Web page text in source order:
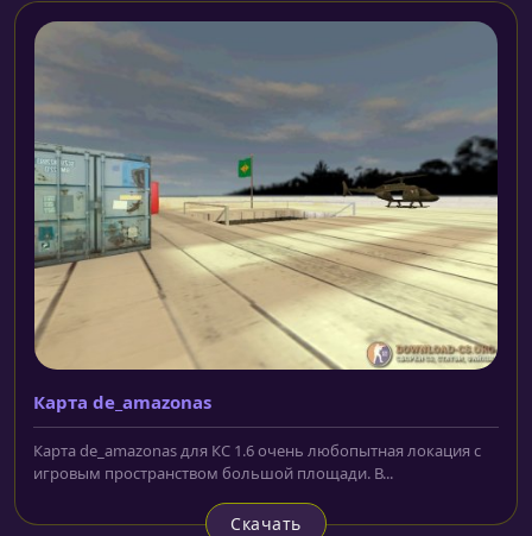
Карта de_amazonas
Карта de_amazonas для КС 1.6 очень любопытная локация с
игровым пространством большой площади. В...
Скачать